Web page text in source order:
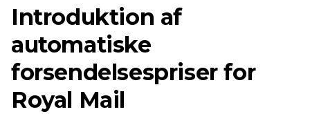
Introduktion af
automatiske
forsendelsespriser for
Royal Mail